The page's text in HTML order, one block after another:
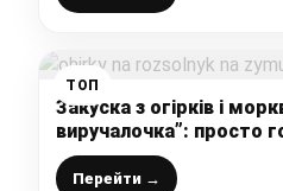
ТОП
Закуска з огірків і
виручалочка”: просто
розсольника, на
якості гарніру
Перейти →